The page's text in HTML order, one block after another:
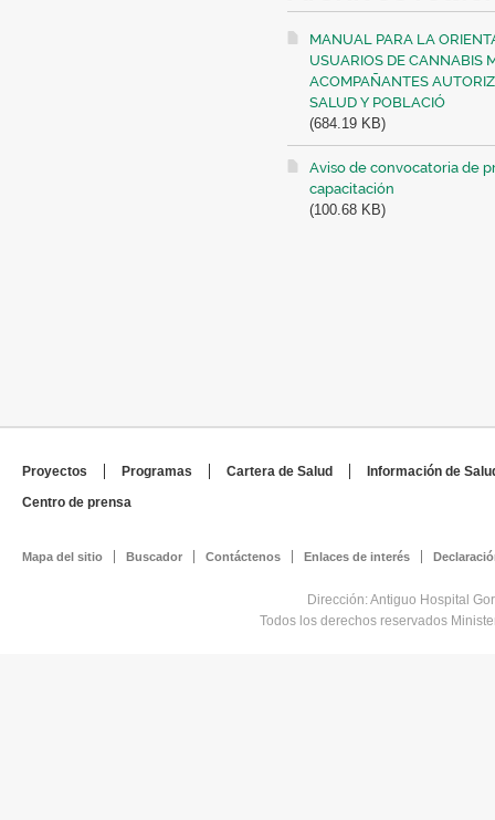
que presenten
determinen y/o
quienes
vivencias y
Proveer
población
Identificar y
uso racional
Dirección
el Consejo
Presentar un
para el Estudio
Coordinar con
a la población
Coordinar con
la Dirección de
realización de
MANUAL PARA LA
USUARIOS DE CANNABIS
ACOMPAÑANTES
SALUD Y POBLACIÓ
(684.19 KB)
Aviso de convocatoria de
capacitación
(100.68 KB)
Proyectos Programas Cartera de Salud
Información de
Centro de prensa
Mapa del sitio Buscador Contáctenos Enlaces de interés
Dirección: Antiguo Hospital
Todos los derechos reservados